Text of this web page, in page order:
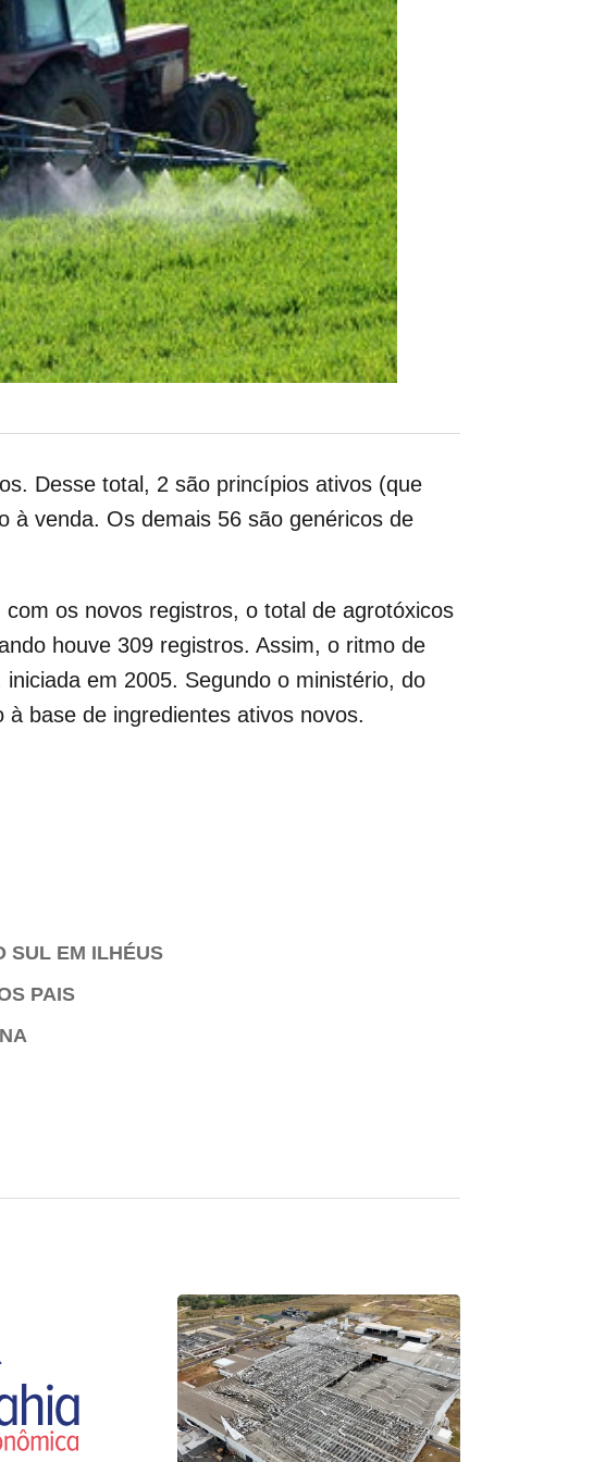
Desse total, 2 são princípios ativos (que
à venda. Os demais 56 são genéricos de
os novos registros, o total de agrotóxicos
houve 309 registros. Assim, o ritmo de
em 2005. Segundo o ministério, do
base de ingredientes ativos novos.
SUL EM ILHÉUS
PAIS